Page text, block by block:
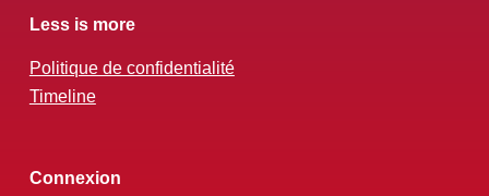
Less is more
Politique de confidentialité
Timeline
Connexion